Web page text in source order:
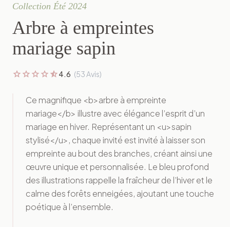
Collection Été 2024
Arbre à empreintes
mariage sapin
starstarstarstarstar_half4.6 (53 Avis)
Ce magnifique <b>arbre à empreinte
mariage</b> illustre avec élégance l’esprit d’un
mariage en hiver. Représentant un <u>sapin
stylisé</u>, chaque invité est invité à laisser son
empreinte au bout des branches, créant ainsi une
œuvre unique et personnalisée. Le bleu profond
des illustrations rappelle la fraîcheur de l’hiver et le
calme des forêts enneigées, ajoutant une touche
poétique à l’ensemble.